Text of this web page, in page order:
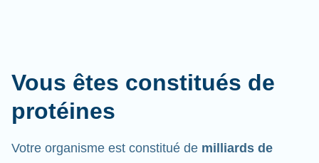
Vous êtes constitués de
protéines
Votre organisme est constitué de milliards de